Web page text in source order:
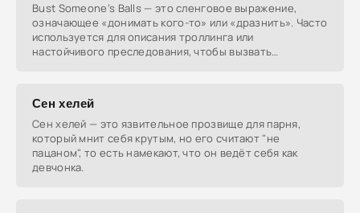
Bust Someone’s Balls — это сленговое выражение,
означающее «донимать кого-то» или «дразнить». Часто
используется для описания троллинга или
настойчивого преследования, чтобы вызвать
Сен хелей
Сен хелей — это язвительное прозвище для парня,
который мнит себя крутым, но его считают "не
пацаном", то есть намекают, что он ведёт себя как
девчонка.